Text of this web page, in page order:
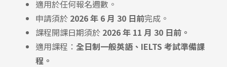
適用於任何報名週數。
申請須於 2026 年 6 月 30 日前完成。
課程開課日期須於 2026 年 11 月 30 日前。
適用課程： 全日制一般英語、IELTS 考試準備課
程。